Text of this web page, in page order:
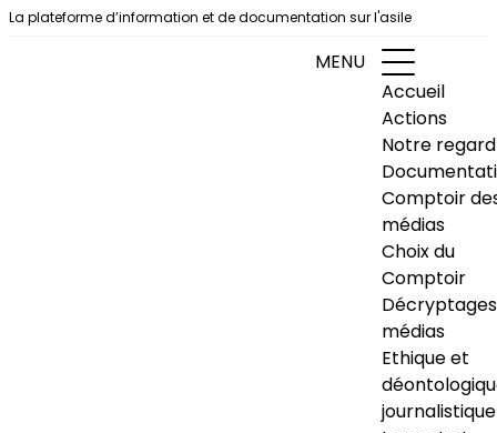
Aller au contenu
La plateforme d’information et de documentation sur l'asile
MENU
Accueil
Actions
Notre regard
Comptoir
médias
Choix du
Comptoir
Décryptages
médias
Ethique et
journalistique